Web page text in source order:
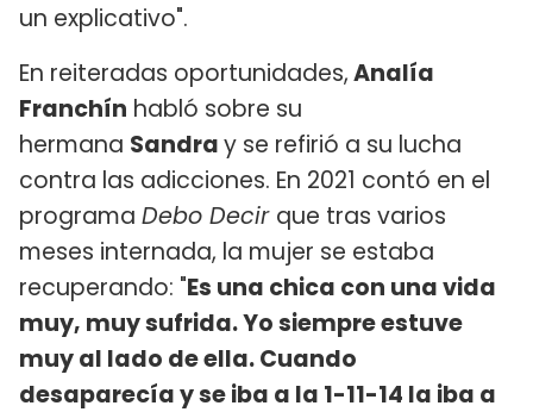
un explicativo".
En reiteradas oportunidades,Analía
Franchín habló sobre su
hermana Sandray se refirió a su lucha
contra las adicciones. En 2021 contó en el
programa Debo Decir que tras varios
meses internada, la mujer se estaba
recuperando: "Es una chica con una vida
muy, muy sufrida. Yo siempre estuve
muy al lado de ella. Cuando
desaparecía y se iba a la 1-11-14 la iba a